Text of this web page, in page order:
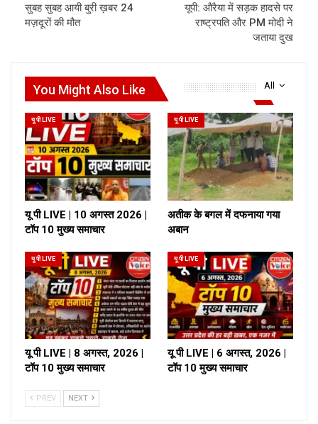
सुबह सुबह आयी बुरी ख़बर 24
मज़दूरों की मौत
यूपी: औरैया में सड़क हादसे पर
राष्ट्रपति और PM मोदी ने
जताया दुख
All
You Might Also Like
यू पी LIVE
यू पी LIVE | 10 अगस्त 2026 |
टॉप 10 मुख्य समाचार
यू पी LIVE
अतीक के बगल में दफनाया गया
अबान
यू पी LIVE
यू पी LIVE | 8 अगस्त, 2026 |
टॉप 10 मुख्य समाचार
यू पी LIVE
यू पी LIVE | 6 अगस्त, 2026 |
टॉप 10 मुख्य समाचार
PREV NEXT